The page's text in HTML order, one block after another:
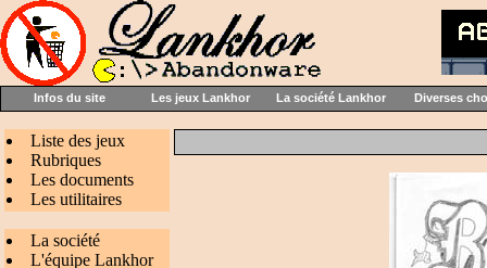
Infos du site Les jeux Lankhor La société Lankhor Diverses
Liste des jeux
Rubriques
Les documents
Les utilitaires
La société
L'équipe Lankhor